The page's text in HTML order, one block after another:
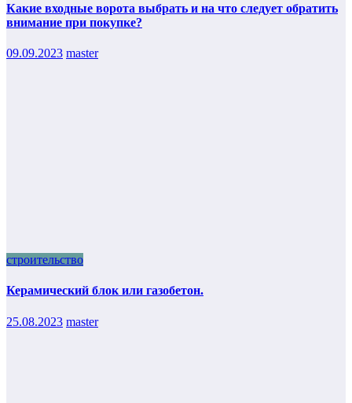
Какие входные ворота выбрать и на что следует обратить
внимание при покупке?
09.09.2023 master
строительство
Керамический блок или газобетон.
25.08.2023 master